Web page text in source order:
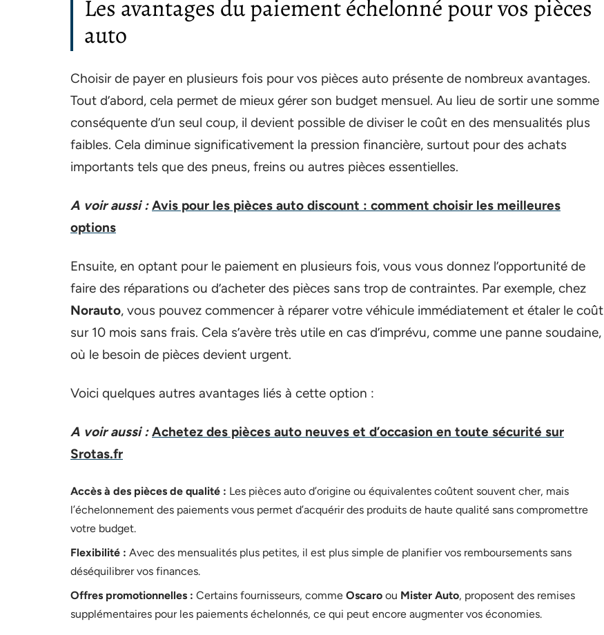
Les avantages du paiement échelonné pour vos pièces
auto
Choisir de payer en plusieurs fois pour vos pièces auto présente de nombreux avantages.
Tout d’abord, cela permet de mieux gérer son budget mensuel. Au lieu de sortir une somme
conséquente d’un seul coup, il devient possible de diviser le coût en des mensualités plus
faibles. Cela diminue significativement la pression financière, surtout pour des achats
importants tels que des pneus, freins ou autres pièces essentielles.
A voir aussi : Avis pour les pièces auto discount : comment choisir les meilleures
options
Ensuite, en optant pour le paiement en plusieurs fois, vous vous donnez l’opportunité de
faire des réparations ou d’acheter des pièces sans trop de contraintes. Par exemple, chez
Norauto, vous pouvez commencer à réparer votre véhicule immédiatement et étaler le coût
sur 10 mois sans frais. Cela s’avère très utile en cas d’imprévu, comme une panne soudaine,
où le besoin de pièces devient urgent.
Voici quelques autres avantages liés à cette option :
A voir aussi : Achetez des pièces auto neuves et d’occasion en toute sécurité sur
Srotas.fr
Accès à des pièces de qualité : Les pièces auto d’origine ou équivalentes coûtent souvent cher, mais
l’échelonnement des paiements vous permet d’acquérir des produits de haute qualité sans compromettre
votre budget.
Flexibilité : Avec des mensualités plus petites, il est plus simple de planifier vos remboursements sans
déséquilibrer vos finances.
Offres promotionnelles : Certains fournisseurs, comme Oscaro ou Mister Auto, proposent des remises
supplémentaires pour les paiements échelonnés, ce qui peut encore augmenter vos économies.